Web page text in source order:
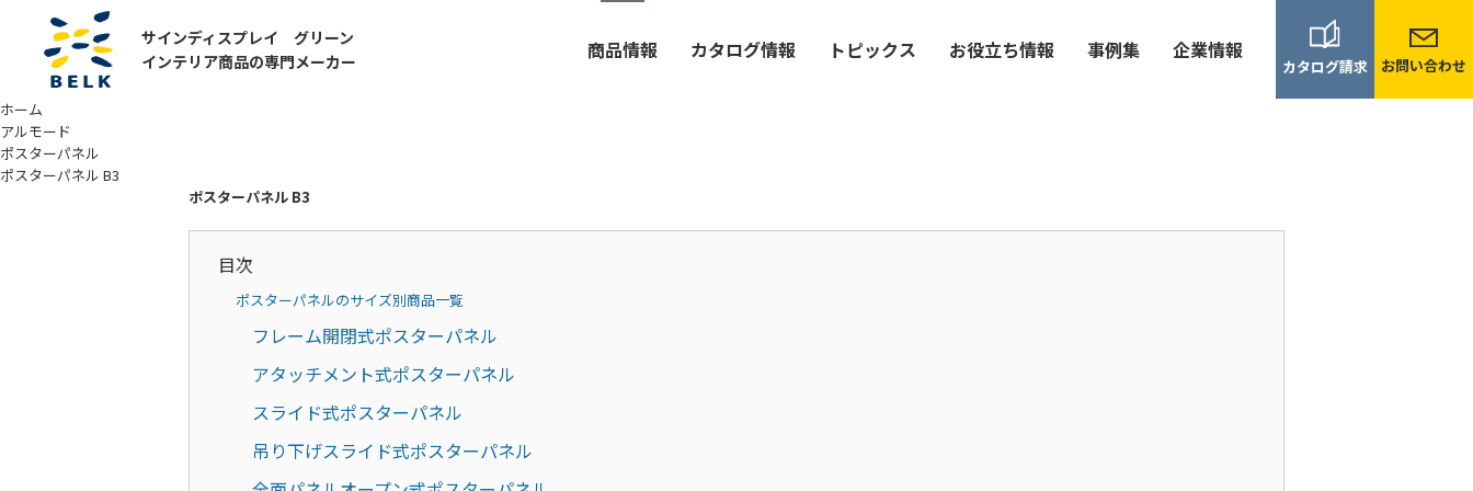
サインディスプレイ グリーン
インテリア商品の専門メーカー
商品情報 カタログ情報 トピックス お役立ち情報 事例集 企業情報
カタログ請求 お問い合わせ
ホーム
アルモード
ポスターパネル
ポスターパネル B3
ポスターパネル B3
目次
ポスターパネルのサイズ別商品一覧
フレーム開閉式ポスターパネル
アタッチメント式ポスターパネル
スライド式ポスターパネル
吊り下げスライド式ポスターパネル